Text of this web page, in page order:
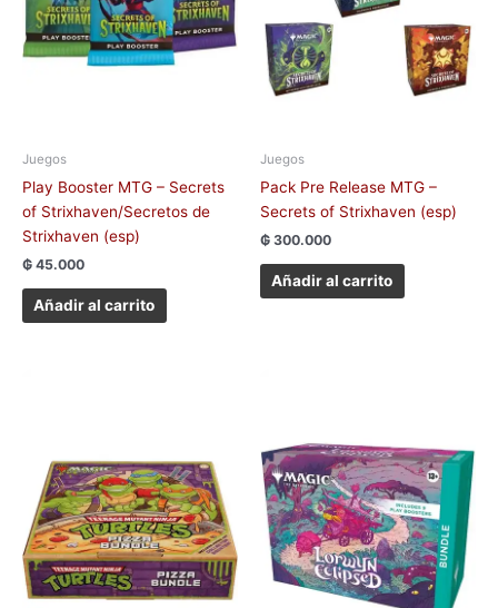
Juegos
Play Booster MTG – Secrets
of Strixhaven/Secretos de
Strixhaven (esp)
₲ 45.000
Añadir al carrito
Juegos
Pack Pre Release MTG –
Secrets of Strixhaven (esp)
₲ 300.000
Añadir al carrito